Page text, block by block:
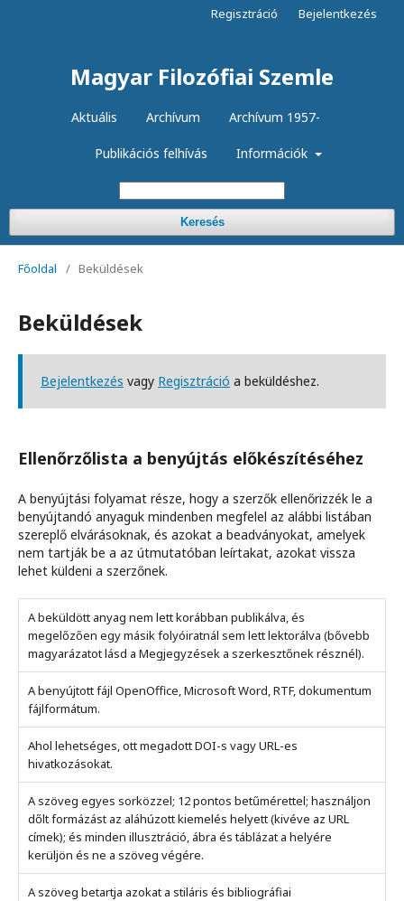
Magyar Filozófiai Szemle
Aktuális Archívum Archívum 1957-
Publikációs felhívás Információk
Keresés
Regisztráció Bejelentkezés
Főoldal / Beküldések
Beküldések
Bejelentkezés vagy Regisztráció a beküldéshez.
Ellenőrzőlista a benyújtás előkészítéséhez
A benyújtási folyamat része, hogy a szerzők ellenőrizzék le a
benyújtandó anyaguk mindenben megfelel az alábbi listában
szereplő elvárásoknak, és azokat a beadványokat, amelyek
nem tartják be a az útmutatóban leírtakat, azokat vissza
lehet küldeni a szerzőnek.
A beküldött anyag nem lett korábban publikálva, és
megelőzően egy másik folyóiratnál sem lett lektorálva (bővebb
magyarázatot lásd a Megjegyzések a szerkesztőnek résznél).
A benyújtott fájl OpenOffice, Microsoft Word, RTF, dokumentum
fájlformátum.
Ahol lehetséges, ott megadott DOI-s vagy URL-es
hivatkozásokat.
A szöveg egyes sorközzel; 12 pontos betűmérettel; használjon
dőlt formázást az aláhúzott kiemelés helyett (kivéve az URL
címek); és minden illusztráció, ábra és táblázat a helyére
kerüljön és ne a szöveg végére.
A szöveg betartja azokat a stiláris és bibliográfiai